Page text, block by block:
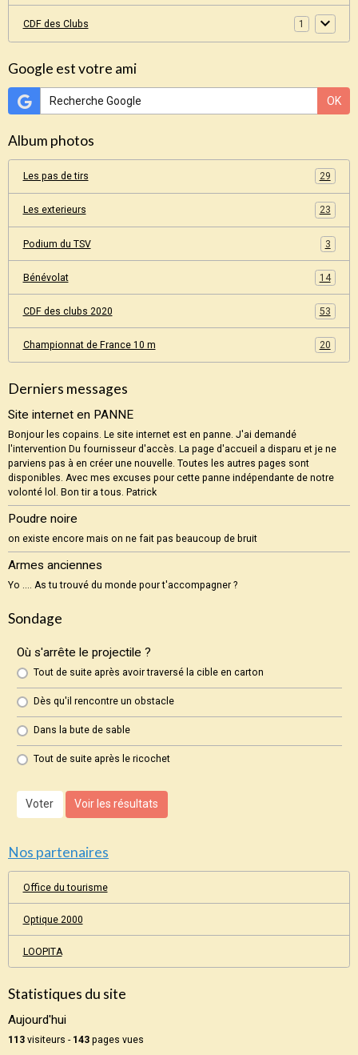
CDF des Clubs 1
Google est votre ami
OK
Album photos
Les pas de tirs 29
Les exterieurs 23
Podium du TSV 3
Bénévolat 14
CDF des clubs 2020 53
Championnat de France 10 m 20
Derniers messages
Site internet en PANNE
Bonjour les copains. Le site internet est en panne. J'ai demandé
l'intervention Du fournisseur d'accès. La page d'accueil a disparu et je ne
parviens pas à en créer une nouvelle. Toutes les autres pages sont
disponibles. Avec mes excuses pour cette panne indépendante de notre
volonté lol. Bon tir a tous. Patrick
Poudre noire
on existe encore mais on ne fait pas beaucoup de bruit
Armes anciennes
Yo .... As tu trouvé du monde pour t'accompagner ?
Sondage
Où s'arrête le projectile ?
Tout de suite après avoir traversé la cible en carton
Dès qu'il rencontre un obstacle
Dans la bute de sable
Tout de suite après le ricochet
Voter Voir les résultats
Nos partenaires
Office du tourisme
Optique 2000
LOOPITA
Statistiques du site
Aujourd'hui
113 visiteurs - 143 pages vues